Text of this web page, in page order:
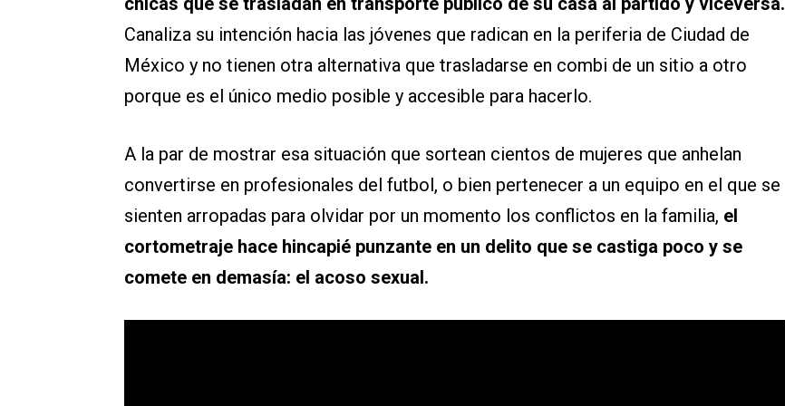
Canaliza su intención hacia las jóvenes que radican en la periferia de Ciudad de
México y no tienen otra alternativa que trasladarse en combi de un sitio a otro
porque es el único medio posible y accesible para hacerlo.
A la par de mostrar esa situación que sortean cientos de mujeres que anhelan
convertirse en profesionales del futbol, o bien pertenecer a un equipo en el que se
sienten arropadas para olvidar por un momento los conflictos en la familia, el
cortometraje hace hincapié punzante en un delito que se castiga poco y se
comete en demasía: el acoso sexual.